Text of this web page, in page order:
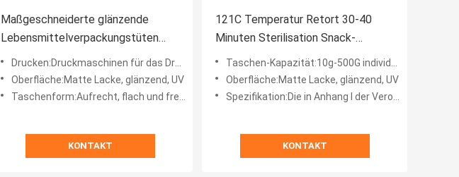
Maßgeschneiderte glänzende
Lebensmittelverpackungstüten
perfekte Verpackungslösung für Ihr
Image
Drucken:Druckmaschinen für das Drucken von Papieren
Oberfläche:Matte Lacke, glänzend, UV
Taschenform:Aufrecht, flach und frei geformt
KONTAKT
121C Temperatur Retort 30-40
Minuten Sterilisation Snack-
Essensbeutel Stehen
Taschen-Kapazität:10g-500G individuell angepasst
Oberfläche:Matte Lacke, glänzend, UV
Spezifikation:Die in Anhang I der Verordnung (EG) Nr. 1907/2006 aufgeführten Verfahren gelten für die Berechnung d
KONTAKT